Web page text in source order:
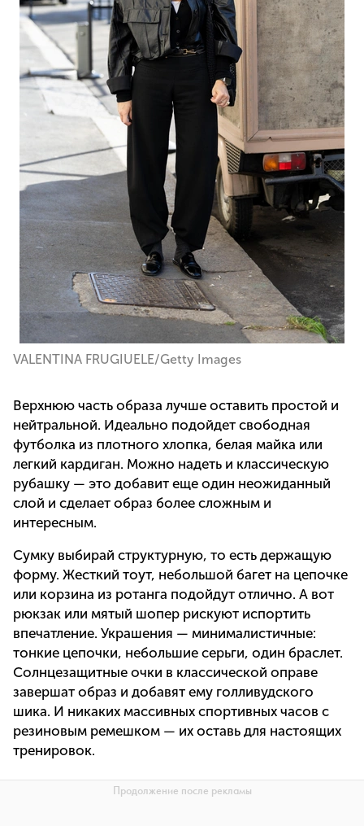
VALENTINA FRUGIUELE/Getty Images
Верхнюю часть образа лучше оставить простой и
нейтральной. Идеально подойдет свободная
футболка из плотного хлопка, белая майка или
легкий кардиган. Можно надеть и классическую
рубашку — это добавит еще один неожиданный
слой и сделает образ более сложным и
интересным.
Сумку выбирай структурную, то есть держащую
форму. Жесткий тоут, небольшой багет на цепочке
или корзина из ротанга подойдут отлично. А вот
рюкзак или мятый шопер рискуют испортить
впечатление. Украшения — минималистичные:
тонкие цепочки, небольшие серьги, один браслет.
Солнцезащитные очки в классической оправе
завершат образ и добавят ему голливудского
шика. И никаких массивных спортивных часов с
резиновым ремешком — их оставь для настоящих
тренировок.